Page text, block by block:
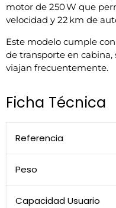
motor de 250 W que
velocidad y 22 km de
Este modelo cumple
de transporte en
viajan frecuentemente.
Ficha Técnica
Referencia
Peso
Capacidad Usuario